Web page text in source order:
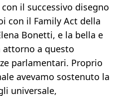
il successivo disegno
con il Family Act della
Bonetti, e la bella e
attorno a questo
parlamentari. Proprio
avevamo sostenuto la
universale,